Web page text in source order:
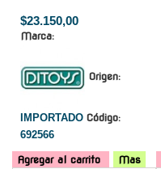
$23.150,00
Marca:
Origen:
IMPORTADO Código:
692566
Agregar al carrito Mas